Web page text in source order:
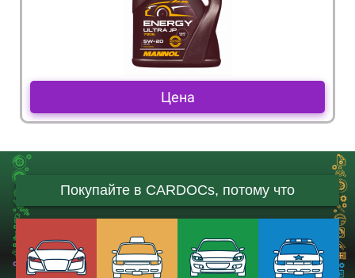
Цена
Покупайте в CARDOCs, потому что